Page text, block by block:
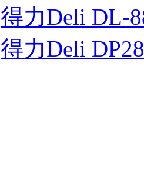
得力Deli DL-
得力Deli